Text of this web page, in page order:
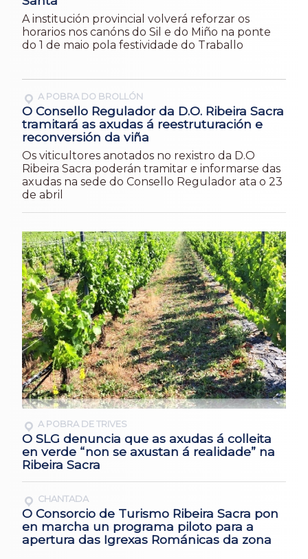
A institución provincial volverá reforzar os
horarios nos canóns do Sil e do Miño na ponte
do 1 de maio pola festividade do Traballo
A POBRA DO BROLLÓN
O Consello Regulador da D.O. Ribeira Sacra
tramitará as axudas á reestruturación e
reconversión da viña
Os viticultores anotados no rexistro da D.O
Ribeira Sacra poderán tramitar e informarse das
axudas na sede do Consello Regulador ata o 23
de abril
A POBRA DE TRIVES
O SLG denuncia que as axudas á colleita
en verde “non se axustan á realidade” na
Ribeira Sacra
CHANTADA
O Consorcio de Turismo Ribeira Sacra pon
en marcha un programa piloto para a
apertura das Igrexas Románicas da zona